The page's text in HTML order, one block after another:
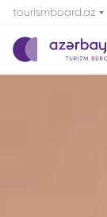
tourismboard.az